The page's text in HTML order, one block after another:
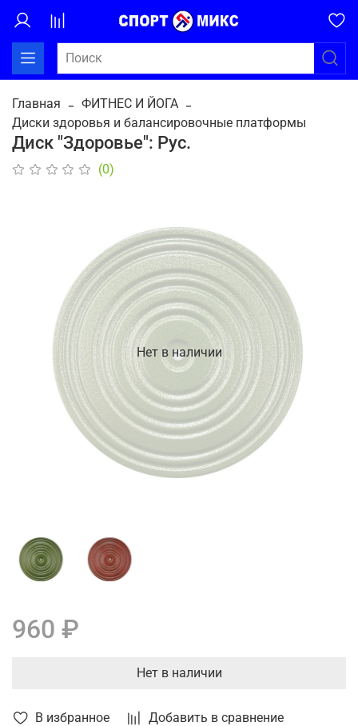
Главная
ФИТНЕС И ЙОГА
Диски здоровья и балансировочные платформы
Диск "Здоровье": Рус.
(0)
В избранное Добавить в сравнение
Нет в наличии
960 ₽
Нет в наличии